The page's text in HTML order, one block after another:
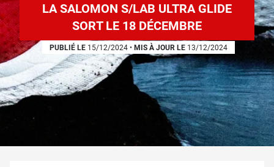
LA SALOMON S/LAB ULTRA GLIDE
SORT LE 18 DÉCEMBRE
PUBLIÉ LE 15/12/2024 • MIS À JOUR LE 13/12/2024